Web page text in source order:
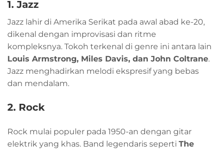
1. Jazz
Jazz lahir di Amerika Serikat pada awal abad ke-20,
dikenal dengan improvisasi dan ritme
kompleksnya. Tokoh terkenal di genre ini antara lain
Louis Armstrong, Miles Davis, dan John Coltrane.
Jazz menghadirkan melodi ekspresif yang bebas
dan mendalam.
2. Rock
Rock mulai populer pada 1950-an dengan gitar
elektrik yang khas. Band legendaris seperti The